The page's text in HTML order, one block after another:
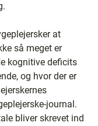
at
så meget er
kognitive deficits
og hvor der er
journal.
bliver skrevet ind